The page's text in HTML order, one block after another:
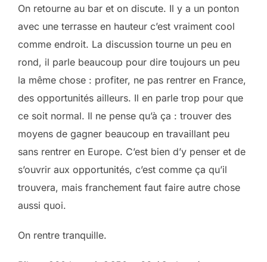
On retourne au bar et on discute. Il y a un ponton
avec une terrasse en hauteur c’est vraiment cool
comme endroit. La discussion tourne un peu en
rond, il parle beaucoup pour dire toujours un peu
la même chose : profiter, ne pas rentrer en France,
des opportunités ailleurs. Il en parle trop pour que
ce soit normal. Il ne pense qu’à ça : trouver des
moyens de gagner beaucoup en travaillant peu
sans rentrer en Europe. C’est bien d’y penser et de
s’ouvrir aux opportunités, c’est comme ça qu’il
trouvera, mais franchement faut faire autre chose
aussi quoi.
On rentre tranquille.